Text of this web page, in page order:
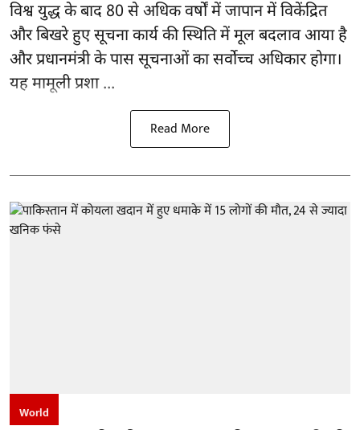
विश्व युद्ध के बाद 80 से अधिक वर्षों में जापान में विकेंद्रित
और बिखरे हुए सूचना कार्य की स्थिति में मूल बदलाव आया है
और प्रधानमंत्री के पास सूचनाओं का सर्वोच्च अधिकार होगा।
यह मामूली प्रशा ...
Read More
World